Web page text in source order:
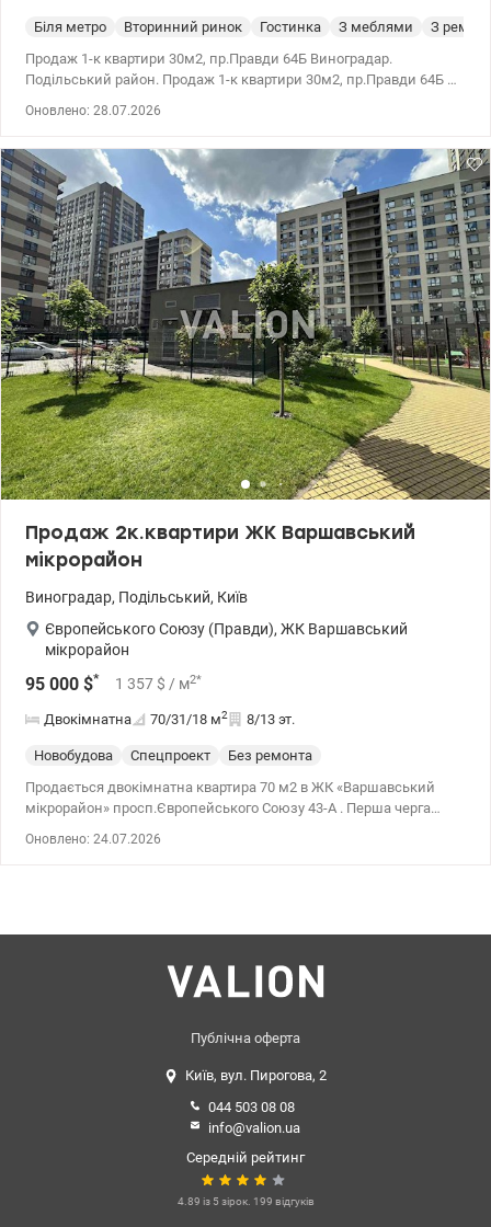
Біля метро Вторинний ринок Гостинка З меблями
З
Продаж 1-к квартири 30м2, пр.Правди 64Б Виноградар.
Подільський район. Продаж 1-к квартири 30м2, пр.Правди 64Б 5
-13.2 м² з виходом на балкон. кухня -5,3м² ГАЗ (газова плита,
виходить на південну сторону, світла (стан житловий). Меблі та
техніка залишається. Інфраструктура: Поруч ТРЦ Retroville. У
пішій доступності поліклініка, школа, дет.сдік, Сільпо.
Добудовується нова станція метро, ​​відкриття 2027 (4 хвилини
пішки). Локація: Подільський район, Виноградар, Правди 64Б,
ТРЦ Retroville Цiна 50 000 у.o. 0503932257 Марія Valion.ua/1149110
Оновлено: 28.07.2026
Продаж 2к.квартири ЖК Варшавський
мікрорайон
Виноградар, Подільський, Київ
Європейського Союзу (Правди), ЖК Варшавський
мікрорайон
95 000 $* 1 357 $ / м2*
Двокімнатна 70/31/18 м2 8/13 эт.
Новобудова Спецпроект
Без ремонта
Продається двокімнатна квартира 70 м2 в ЖК «Варшавський
мікрорайон» просп.Європейського Союзу 43-А . Перша черга
метро, водночас будинок відокремлений іншим корпусом, що
покупцю безкоштовно -У будинку ліфт працює від генератора
магазини, сервіси, заклади, побут — усе на одній території
-Активно ведеться будівництво метро: станція буде в пішій
-Площа: 70 м² Квартира для тих, хто шукає комфорт, приватність і
міста. Ціна 99000 у.о. тел. 063 734 98 34 Дмитро Valion.ua/1144148
Оновлено: 24.07.2026
Публічна оферта
Київ, вул. Пирогова, 2
044 503 08 08
info@valion.ua
Середній рейтинг
4.89 із 5 зірок. 199 відгуків